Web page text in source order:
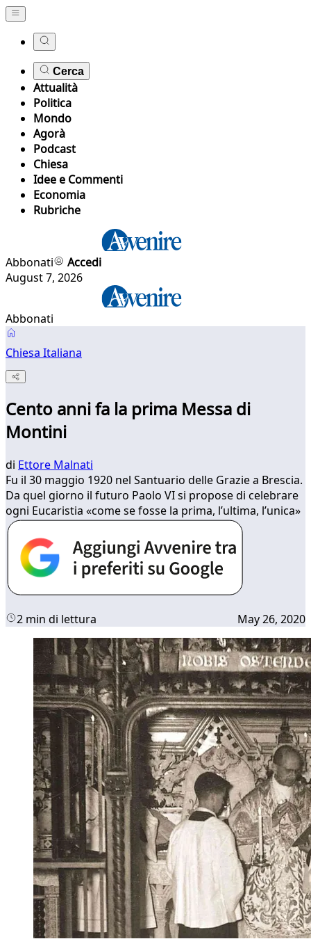
Cerca
Attualità
Politica
Mondo
Agorà
Podcast
Chiesa
Idee e Commenti
Economia
Rubriche
Abbonati
Accedi
August 7, 2026
Abbonati
Chiesa Italiana
Cento anni fa la prima Messa di
Montini
di Ettore Malnati
Fu il 30 maggio 1920 nel Santuario delle Grazie a Brescia.
Da quel giorno il futuro Paolo VI si propose di celebrare
ogni Eucaristia «come se fosse la prima, l’ultima, l’unica»
2 min di lettura May 26, 2020